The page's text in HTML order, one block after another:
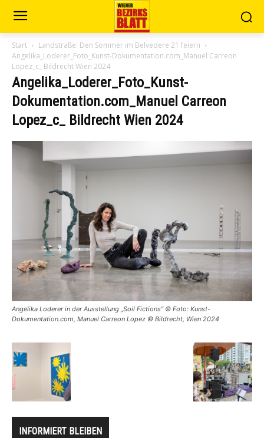
Start
Landstraße: Den Sommer im Belvedere 21 feiern
Angelika_Loderer_Foto_Kunst-Dokumentation.com_Manuel Carreon
Lopez_c_ Bildrecht Wien 2024
Angelika_Loderer_Foto_Kunst-
Dokumentation.com_Manuel Carreon
Lopez_c_ Bildrecht Wien 2024
Angelika Loderer in der Ausstellung „Soil Fictions” © Foto: Kunst-
Dokumentation.com, Manuel Carreon Lopez © Bildrecht, Wien 2024
INFORMIERT BLEIBEN